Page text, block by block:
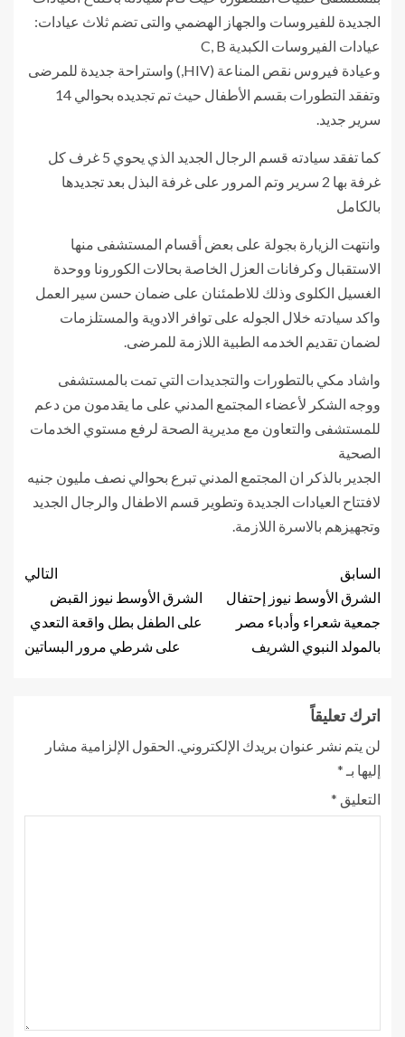
الجديدة للفيروسات والجهاز الهضمي والتى تضم ثلاث عيادات:
عيادات الفيروسات الكبدية C, B
وعيادة فيروس نقص المناعة (HIV,) واستراحة جديدة للمرضى
وتفقد التطورات بقسم الأطفال حيث تم تجديده بحوالي 14
سرير جديد.
كما تفقد سيادته قسم الرجال الجديد الذي يحوي 5 غرف كل
غرفة بها 2 سرير وتم المرور على غرفة البذل بعد تجديدها
بالكامل
وانتهت الزيارة بجولة على بعض أقسام المستشفى منها
الاستقبال وكرفانات العزل الخاصة بحالات الكورونا ووحدة
الغسيل الكلوى وذلك للاطمئنان على ضمان حسن سير العمل
واكد سيادته خلال الجوله على توافر الادوية والمستلزمات
لضمان تقديم الخدمه الطبية اللازمة للمرضى.
واشاد مكي بالتطورات والتجديدات التي تمت بالمستشفى
ووجه الشكر لأعضاء المجتمع المدني على ما يقدمون من دعم
للمستشفى والتعاون مع مديرية الصحة لرفع مستوي الخدمات
الصحية
الجدير بالذكر ان المجتمع المدني تبرع بحوالي نصف مليون جنيه
لافتتاح العيادات الجديدة وتطوير قسم الاطفال والرجال الجديد
وتجهيزهم بالاسرة اللازمة.
السابق
الشرق الأوسط نيوز إحتفال
جمعية شعراء وأدباء مصر
بالمولد النبوي الشريف
التالي
الشرق الأوسط نيوز القبض
على الطفل بطل واقعة التعدي
على شرطي مرور البساتين
اترك تعليقاً
لن يتم نشر عنوان بريدك الإلكتروني. الحقول الإلزامية مشار
إليها بـ *
التعليق *